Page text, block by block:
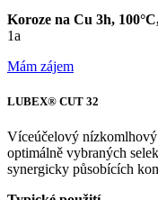
Koroze na Cu 3h,
1a
Mám zájem
LUBEX® CUT 32
Víceúčelový
optimálně vybraných
synergicky působících